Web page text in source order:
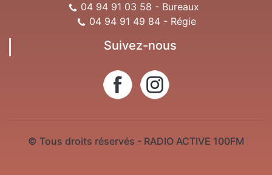
04 94 91 03 58 - Bureaux
04 94 91 49 84 - Régie
Suivez-nous
© Tous droits réservés - RADIO ACTIVE 100FM